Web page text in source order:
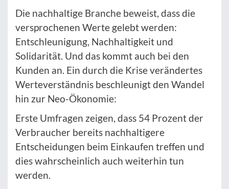
Die nachhaltige Branche beweist, dass die
versprochenen Werte gelebt werden:
Entschleunigung, Nachhaltigkeit und
Solidarität. Und das kommt auch bei den
Kunden an. Ein durch die Krise verändertes
Werteverständnis beschleunigt den Wandel
hin zur Neo-Ökonomie:
Erste Umfragen zeigen, dass 54 Prozent der
Verbraucher bereits nachhaltigere
Entscheidungen beim Einkaufen treffen und
dies wahrscheinlich auch weiterhin tun
werden.